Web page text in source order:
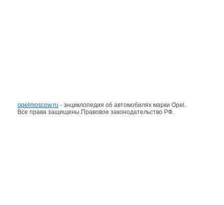
opelmoscow.ru - энциклопедия об автомобилях марки Opel.
Все права защищены.Правовое законодательство РФ.